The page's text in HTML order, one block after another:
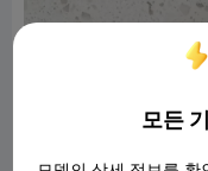
모든